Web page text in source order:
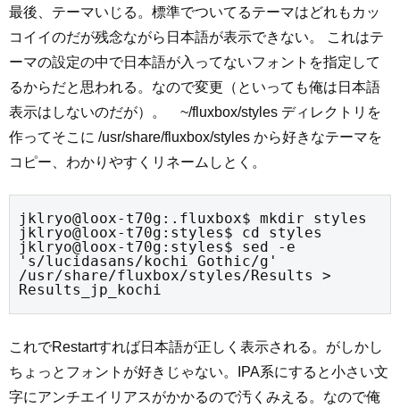
最後、テーマいじる。標準でついてるテーマはどれもカッ
コイイのだが残念ながら日本語が表示できない。 これはテ
ーマの設定の中で日本語が入ってないフォントを指定して
るからだと思われる。なので変更（といっても俺は日本語
表示はしないのだが）。 ~/fluxbox/styles ディレクトリを
作ってそこに /usr/share/fluxbox/styles から好きなテーマを
コピー、わかりやすくリネームしとく。
jklryo@loox-t70g:.fluxbox$ mkdir styles
jklryo@loox-t70g:styles$ cd styles
jklryo@loox-t70g:styles$ sed -e
's/lucidasans/kochi Gothic/g'
/usr/share/fluxbox/styles/Results >
Results_jp_kochi
これでRestartすれば日本語が正しく表示される。がしかし
ちょっとフォントが好きじゃない。IPA系にすると小さい文
字にアンチエイリアスがかかるので汚くみえる。なので俺